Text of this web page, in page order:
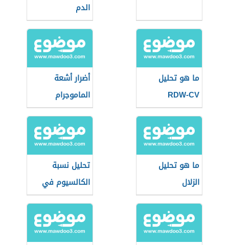
الدم
ما هو تحليل
RDW-CV
أضرار أشعة
الماموجرام
ما هو تحليل
الزلال
تحليل نسبة
الكالسيوم في
الدم